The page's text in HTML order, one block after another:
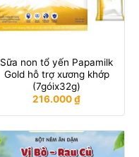
Sữa non tổ yến Papamilk
Gold hỗ trợ xương khớp
(7góix32g)
216.000₫